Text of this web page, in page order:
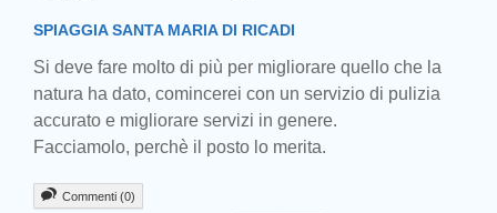
SPIAGGIA SANTA MARIA DI RICADI
Si deve fare molto di più per migliorare quello che la
natura ha dato, comincerei con un servizio di pulizia
accurato e migliorare servizi in genere.
Facciamolo, perchè il posto lo merita.
Commenti (0)